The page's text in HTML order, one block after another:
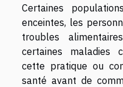
Certaines
enceintes, les
troubles
certaines maladies
cette pratique ou
santé avant de